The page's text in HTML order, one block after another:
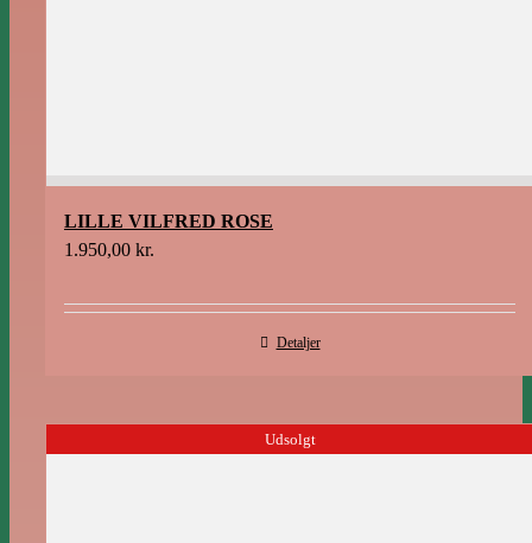
LILLE VILFRED ROSE
1.950,00 kr.
Detaljer
Udsolgt